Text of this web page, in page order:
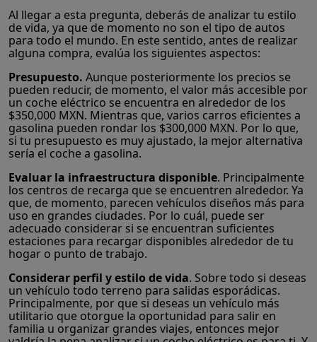
Al llegar a esta pregunta, deberás de analizar tu estilo
de vida, ya que de momento no son el tipo de autos
para todo el mundo. En este sentido, antes de realizar
alguna compra, evalúa los siguientes aspectos:
Presupuesto. Aunque posteriormente los precios se
pueden reducir, de momento, el valor más accesible por
un coche eléctrico se encuentra en alrededor de los
$350,000 MXN. Mientras que, varios carros eficientes a
gasolina pueden rondar los $300,000 MXN. Por lo que,
si tu presupuesto es muy ajustado, la mejor alternativa
sería el coche a gasolina.
Evaluar la infraestructura disponible. Principalmente
los centros de recarga que se encuentren alrededor. Ya
que, de momento, parecen vehículos diseños más para
uso en grandes ciudades. Por lo cuál, puede ser
adecuado considerar si se encuentran suficientes
estaciones para recargar disponibles alrededor de tu
hogar o punto de trabajo.
Considerar perfil y estilo de vida. Sobre todo si deseas
un vehículo todo terreno para salidas esporádicas.
Principalmente, por que si deseas un vehículo más
utilitario que otorgue la oportunidad para salir en
familia u organizar grandes viajes, entonces mejor